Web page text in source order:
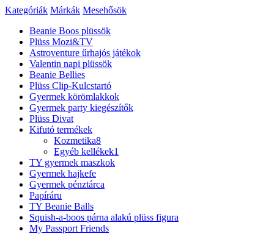
Kategóriák Márkák Mesehősök
Beanie Boos plüssök
Plüss Mozi&TV
Astroventure űrhajós játékok
Valentin napi plüssök
Beanie Bellies
Plüss Clip-Kulcstartó
Gyermek körömlakkok
Gyermek party kiegészítők
Plüss Divat
Kifutó termékek
Kozmetika8
Egyéb kellékek1
TY gyermek maszkok
Gyermek hajkefe
Gyermek pénztárca
Papíráru
TY Beanie Balls
Squish-a-boos párna alakú plüss figura
My Passport Friends